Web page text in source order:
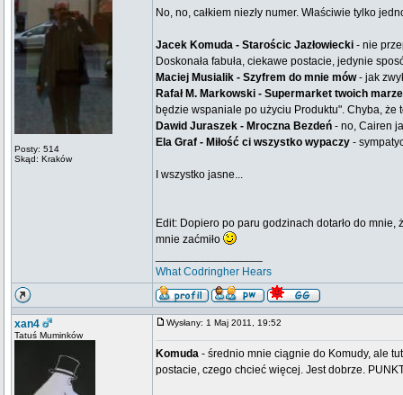
Posty: 514
Skąd: Kraków
No, no, całkiem niezły numer. Właściwie tylko
Jacek Komuda - Starościc Jazłowiecki - nie
Doskonała fabuła, ciekawe postacie, jedynie
Maciej Musialik - Szyfrem do mnie mów- jak
Rafał M. Markowski - Supermarket twoich
będzie wspaniale po użyciu Produktu". Chyba, że
Dawid Juraszek - Mroczna Bezdeń - no, Cairen
Ela Graf - Miłość ci wszystko wypaczy -
I wszystko jasne...
Edit: Dopiero po paru godzinach dotarło do
mnie zaćmiło
What Codringher Hears
xan4
Tatuś Muminków
Wysłany: 1 Maj 2011, 19:52
Komuda - średnio mnie ciągnie do Komudy, ale
postacie, czego chcieć więcej. Jest dobrze.